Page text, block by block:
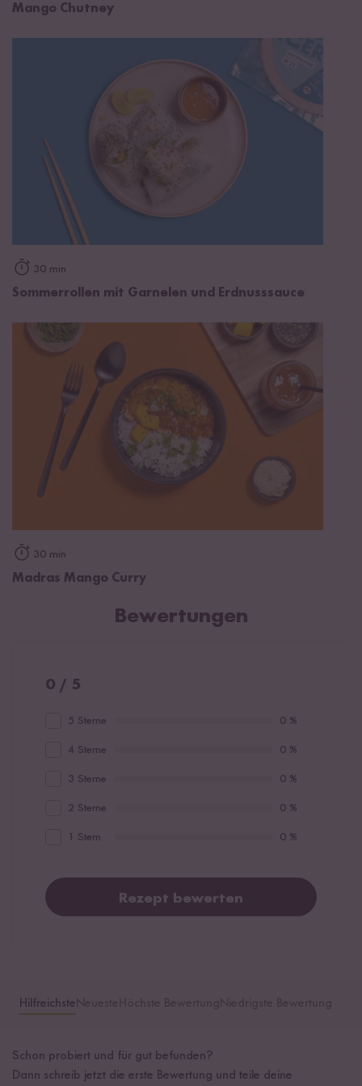
Mango Chutney
30 min
Sommerrollen mit Garnelen und Erdnusssauce
30 min
Madras Mango Curry
Bewertungen
0 / 5
5 Sterne 0 %
4 Sterne 0 %
3 Sterne 0 %
2 Sterne 0 %
1 Stern 0 %
Rezept bewerten
Hilfreichste
Schon probiert und für gut befunden?
Dann schreib jetzt die erste Bewertung und teile deine